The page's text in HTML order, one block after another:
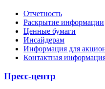
Отчетность
Раскрытие информации
Ценные бумаги
Инсайдерам
Информация для
Контактная
Пресс-центр